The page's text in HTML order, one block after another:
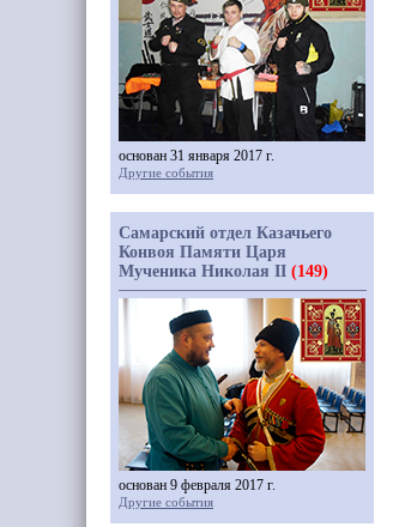
основан 31 января 2017 г.
Другие события
Самарский отдел Казачьего
Конвоя Памяти Царя
Мученика Николая II (149)
основан 9 февраля 2017 г.
Другие события